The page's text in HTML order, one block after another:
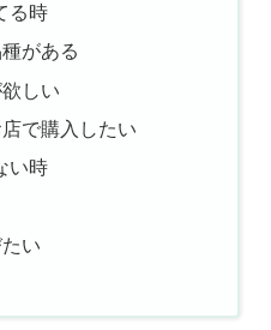
る時
がある
しい
で購入したい
い時
い